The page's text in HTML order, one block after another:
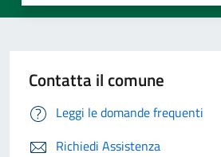
Contatta il comune
Leggi le domande frequenti
Richiedi Assistenza